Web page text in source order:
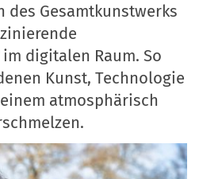
des Gesamtkunstwerks
digitalen Raum. So
Kunst, Technologie
atmosphärisch